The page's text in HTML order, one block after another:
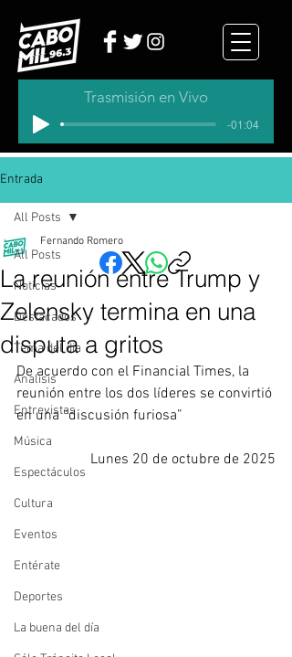
Trasmisión en Vivo
-01:04
Entrada
All Posts
Noticias
Destacados
Tema del dia
Analisis
Entrevistas
Música
Espectáculos
Cultura
Eventos
Entérate
Deportes
La buena del día
All Posts
La reunión entre Trump y
Zelensky termina en una
disputa a gritos
Fernando Romero
De acuerdo con el Financial Times, la
reunión entre los dos líderes se convirtió
en una “discusión furiosa”
Lunes 20 de octubre de 2025